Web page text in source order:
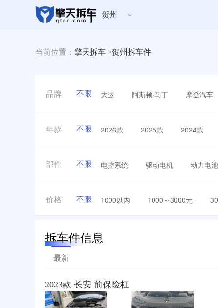
贺州
当前位置： 擎天拆车 >贺州拆车件
品牌 不限 大运 阿斯顿·马丁 摩登汽车
年款 不限 2026款 2025款 2024款
部件 不限 电控系统 驱动电机 动力电池
价格 不限 1000以内 1000～3000元
拆车件信息
最新
2023款 长安 前保险杠